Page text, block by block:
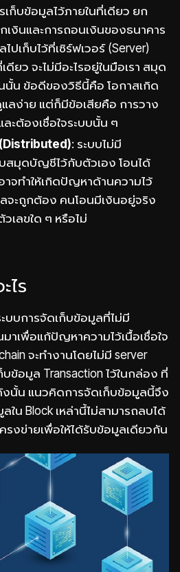
ก็บข้อมูลไว้ภายในที่เดียว ยก
เงินและการถอนเงินของธนาคาร
ปเก็บไว้ที่เซิร์ฟเวอร์ (Server)
ยว จะไม่มีอะไรอยู่ในมือเรา สมุด
นั้น ข้อดีของวิธีนี้คือ โอกาสเกิด
ลง่าย แต่ก็มีข้อเสียคือ การวาง
ะต้องเชื่อใจระบบนั้น ๆ
: ระบบไม่มี
สมุดบัญชีไว้กับตัวเอง โอนได้
จทำให้เกิดปัญหาด้านความไว้
ลจะถูกต้อง คนโอนมีเงินอยู่จริง
เลขใด ๆ หรือไม่
ไร
บบการจัดเก็บข้อมูลที่ไม่มี
เพื่อแก้ปัญหาความไว้เนื้อเชื่อใจ
จะทำงานโดยไม่มี server
ข้อมูล Transaction ไว้ในกล่อง ที่
งนั้น แนวคิดการจัดเก็บข้อมูลนี้จึง
ใน Block เหล่านี้ไม่สามารถลบได้
รงข่ายเพื่อให้ได้รับข้อมูลเดียวกัน